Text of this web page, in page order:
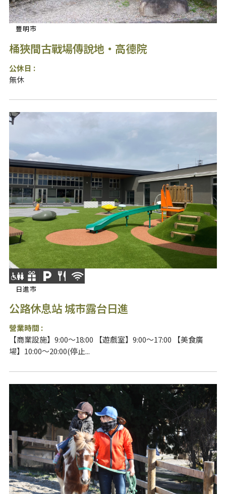
豐明市
桶狹間古戰場傳說地・高德院
公休日 :
無休
日進市
公路休息站 城市露台日進
營業時間 :
【商業設施】9:00～18:00 【遊戲室】9:00～17:00 【美食廣
場】10:00～20:00(停止...